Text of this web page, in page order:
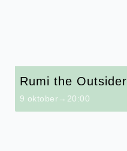
Rumi the Outsider
9 oktober→20:00